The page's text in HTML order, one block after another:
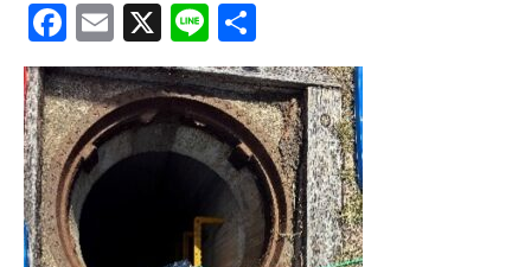
Facebook
Email
X Line
有